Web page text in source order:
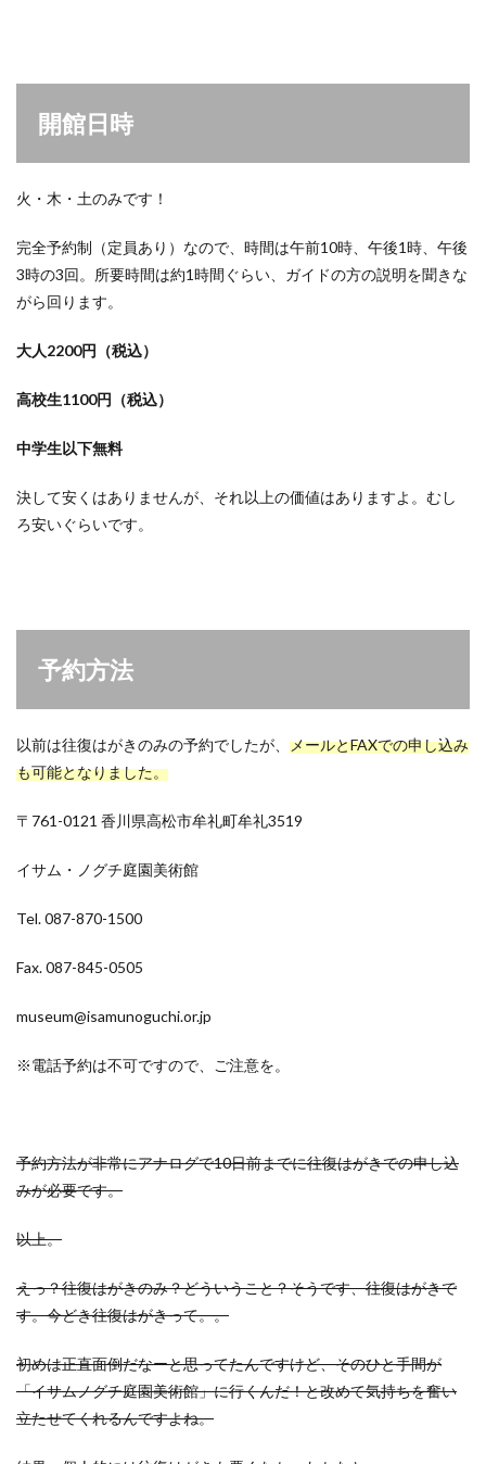
開館日時
火・木・土のみです！
完全予約制（定員あり）なので、時間は午前10時、午後1時、午後
3時の3回。所要時間は約1時間ぐらい、ガイドの方の説明を聞きな
がら回ります。
大人2200円（税込）
高校生1100円（税込）
中学生以下無料
決して安くはありませんが、それ以上の価値はありますよ。むし
ろ安いぐらいです。
予約方法
以前は往復はがきのみの予約でしたが、 メールとFAXでの申し込み
も可能となりました。
〒761-0121 香川県高松市牟礼町牟礼3519
イサム・ノグチ庭園美術館
Tel. 087-870-1500
Fax. 087-845-0505
museum@isamunoguchi.or.jp
※電話予約は不可ですので、ご注意を。
予約方法が非常にアナログで10日前までに往復はがきでの申し込
みが必要です。
以上。
えっ？往復はがきのみ？どういうこと？そうです、往復はがきで
す。今どき往復はがきって。。
初めは正直面倒だなーと思ってたんですけど、そのひと手間が
「イサムノグチ庭園美術館」に行くんだ！と改めて気持ちを奮い
立たせてくれるんですよね。